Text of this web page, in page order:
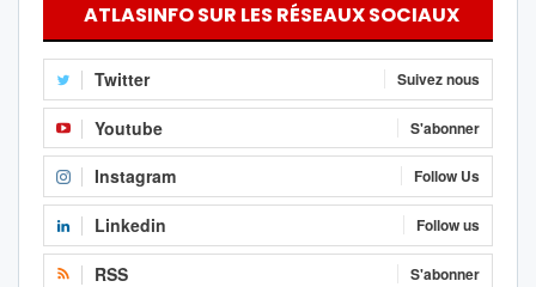
ATLASINFO SUR LES RÉSEAUX SOCIAUX
Twitter Suivez nous
Youtube S'abonner
Instagram Follow Us
Linkedin Follow us
RSS S'abonner